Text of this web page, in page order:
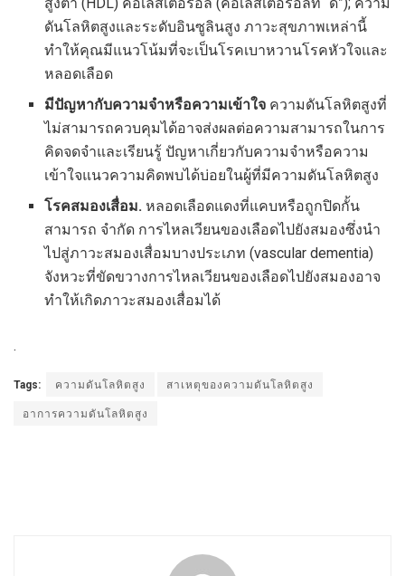
ดันโลหิตสูงและระดับอินซูลินสูง ภาวะสุขภาพเหล่านี้
ทำให้คุณมีแนวโน้มที่จะเป็นโรคเบาหวานโรคหัวใจและ
หลอดเลือด
มีปัญหากับความจำหรือความเข้าใจ ความดันโลหิตสูงที่
ไม่สามารถควบคุมได้อาจส่งผลต่อความสามารถในการ
คิดจดจำและเรียนรู้ ปัญหาเกี่ยวกับความจำหรือความ
เข้าใจแนวความคิดพบได้บ่อยในผู้ที่มีความดันโลหิตสูง
โรคสมองเสื่อม. หลอดเลือดแดงที่แคบหรือถูกปิดกั้น
สามารถ จำกัด การไหลเวียนของเลือดไปยังสมองซึ่งนำ
ไปสู่ภาวะสมองเสื่อมบางประเภท (vascular dementia)
จังหวะที่ขัดขวางการไหลเวียนของเลือดไปยังสมองอาจ
ทำให้เกิดภาวะสมองเสื่อมได้
.
Tags: ความดันโลหิตสูง สาเหตุของความดันโลหิตสูง
อาการความดันโลหิตสูง